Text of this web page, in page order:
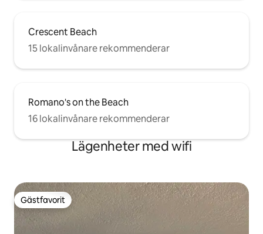
Crescent Beach
15 lokalinvånare rekommenderar
Romano's on the Beach
16 lokalinvånare rekommenderar
Lägenheter med wifi
Gästfavorit
Gästfavorit